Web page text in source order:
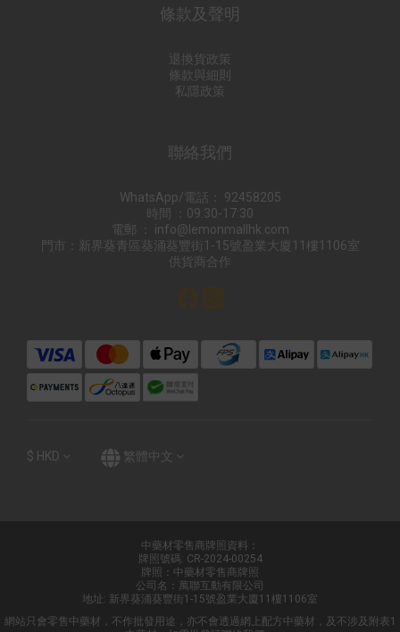
條款及聲明
退換貨政策
條款與細則
私隱政策
聯絡我們
WhatsApp/電話： 92458205
時間 ：09:30-17:30
電郵 ： info@lemonmallhk.com
門市：新界葵青區葵涌葵豐街1-15號盈業大廈11樓1106室
供貨商合作
$ HKD 繁體中文
中藥材零售商牌照資料：
牌照號碼: CR-2024-00254
牌照：中藥材零售商牌照
公司名：萬聯互動有限公司
地址: 新界葵涌葵豐街1-15號盈業大廈11樓1106室
網站只會零售中藥材，不作批發用途，亦不會透過網上配方中藥材，及不涉及附表1